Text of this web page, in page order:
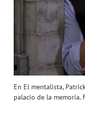
En El mentalista,
palacio de la memoria.